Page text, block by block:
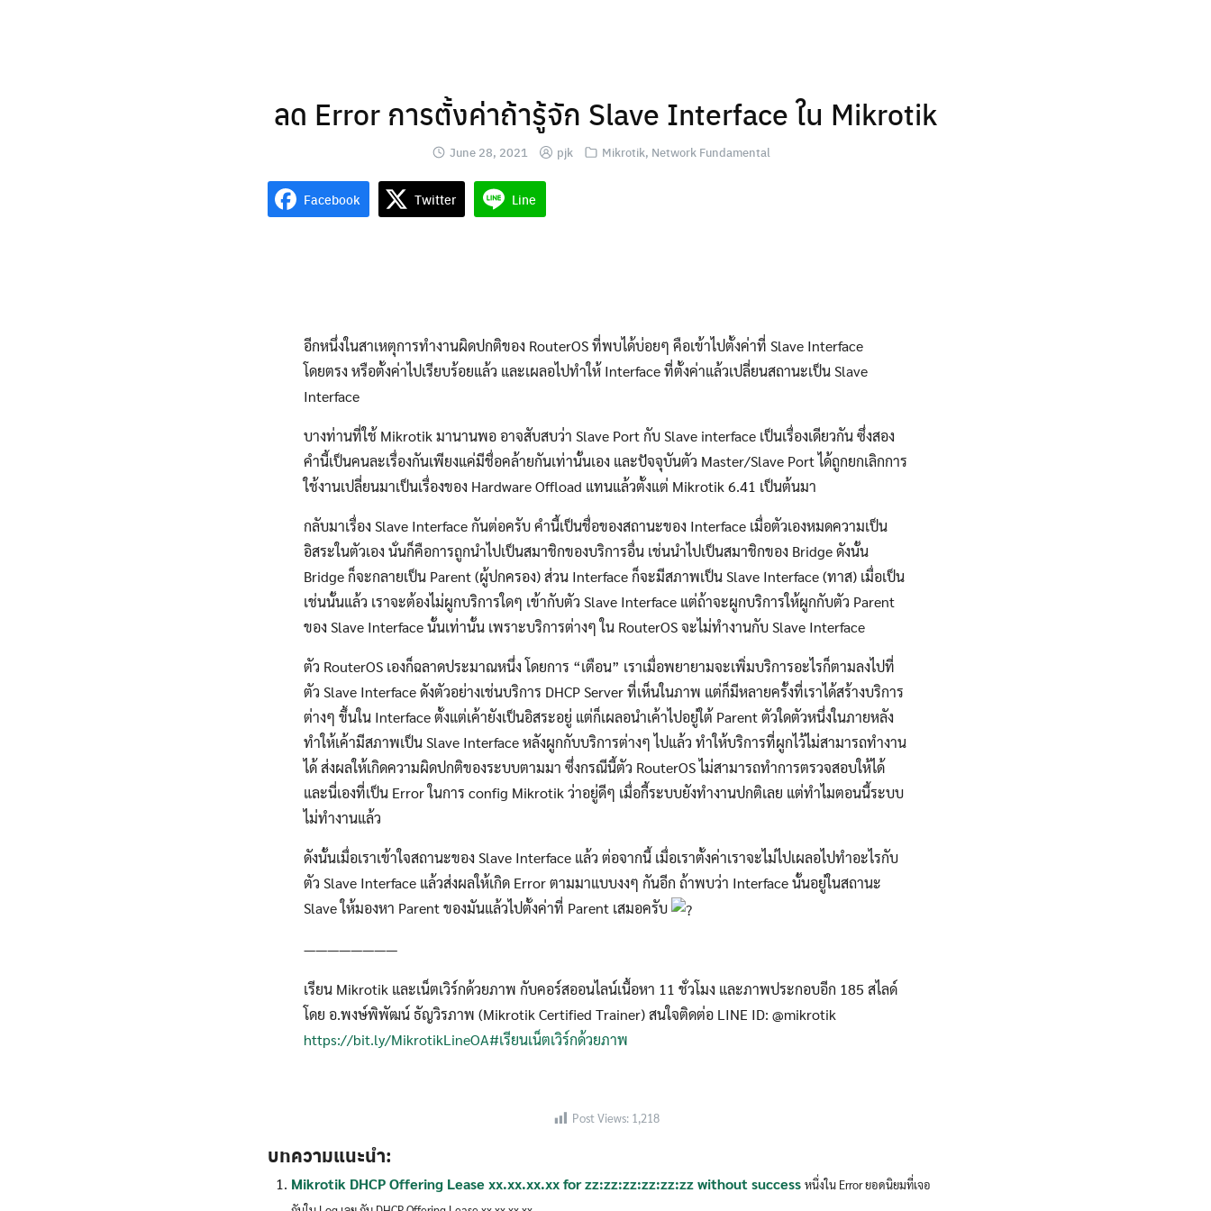
Search
Search
ลด Error การตั้งค่าถ้ารู้จัก Slave Interface ใน Mikrotik
June 28, 2021 pjk Mikrotik, Network Fundamental
Facebook Twitter Line
อีกหนึ่งในสาเหตุการทำงานผิดปกติของ RouterOS ที่พบได้บ่อยๆ คือเข้าไปตั้งค่าที่ Slave Interface
โดยตรง หรือตั้งค่าไปเรียบร้อยแล้ว และเผลอไปทำให้ Interface ที่ตั้งค่าแล้วเปลี่ยนสถานะเป็น Slave
Interface
บางท่านที่ใช้ Mikrotik มานานพอ อาจสับสบว่า Slave Port กับ Slave interface เป็นเรื่องเดียวกัน ซึ่งสอง
คำนี้เป็นคนละเรื่องกันเพียงแค่มีชื่อคล้ายกันเท่านั้นเอง และปัจจุบันตัว Master/Slave Port ได้ถูกยกเลิกการ
ใช้งานเปลี่ยนมาเป็นเรื่องของ Hardware Offload แทนแล้วตั้งแต่ Mikrotik 6.41 เป็นต้นมา
กลับมาเรื่อง Slave Interface กันต่อครับ คำนี้เป็นชื่อของสถานะของ Interface เมื่อตัวเองหมดความเป็น
อิสระในตัวเอง นั่นก็คือการถูกนำไปเป็นสมาชิกของบริการอื่น เช่นนำไปเป็นสมาชิกของ Bridge ดังนั้น
Bridge ก็จะกลายเป็น Parent (ผู้ปกครอง) ส่วน Interface ก็จะมีสภาพเป็น Slave Interface (ทาส) เมื่อเป็น
เช่นนั้นแล้ว เราจะต้องไม่ผูกบริการใดๆ เข้ากับตัว Slave Interface แต่ถ้าจะผูกบริการให้ผูกกับตัว Parent
ของ Slave Interface นั้นเท่านั้น เพราะบริการต่างๆ ใน RouterOS จะไม่ทำงานกับ Slave Interface
ตัว RouterOS เองก็ฉลาดประมาณหนึ่ง โดยการ “เตือน” เราเมื่อพยายามจะเพิ่มบริการอะไรก็ตามลงไปที่
ตัว Slave Interface ดังตัวอย่างเช่นบริการ DHCP Server ที่เห็นในภาพ แต่ก็มีหลายครั้งที่เราได้สร้างบริการ
ต่างๆ ขึ้นใน Interface ตั้งแต่เค้ายังเป็นอิสระอยู่ แต่ก็เผลอนำเค้าไปอยู่ใต้ Parent ตัวใดตัวหนึ่งในภายหลัง
ทำให้เค้ามีสภาพเป็น Slave Interface หลังผูกกับบริการต่างๆ ไปแล้ว ทำให้บริการที่ผูกไว้ไม่สามารถทำงาน
ได้ ส่งผลให้เกิดความผิดปกติของระบบตามมา ซึ่งกรณีนี้ตัว RouterOS ไม่สามารถทำการตรวจสอบให้ได้
และนี่เองที่เป็น Error ในการ config Mikrotik ว่าอยู่ดีๆ เมื่อกี้ระบบยังทำงานปกติเลย แต่ทำไมตอนนี้ระบบ
ไม่ทำงานแล้ว
ดังนั้นเมื่อเราเข้าใจสถานะของ Slave Interface แล้ว ต่อจากนี้ เมื่อเราตั้งค่าเราจะไม่ไปเผลอไปทำอะไรกับ
ตัว Slave Interface แล้วส่งผลให้เกิด Error ตามมาแบบงงๆ กันอีก ถ้าพบว่า Interface นั้นอยู่ในสถานะ
Slave ให้มองหา Parent ของมันแล้วไปตั้งค่าที่ Parent เสมอครับ
————————
เรียน Mikrotik และเน็ตเวิร์กด้วยภาพ กับคอร์สออนไลน์เนื้อหา 11 ชั่วโมง และภาพประกอบอีก 185 สไลด์
โดย อ.พงษ์พิพัฒน์ ธัญวิรภาพ (Mikrotik Certified Trainer) สนใจติดต่อ LINE ID: @mikrotik
https://bit.ly/MikrotikLineOA#เรียนเน็ตเวิร์กด้วยภาพ
Post Views: 1,218
บทความแนะนำ:
Mikrotik DHCP Offering Lease xx.xx.xx.xx for zz:zz:zz:zz:zz:zz without success หนึ่งใน Error ยอดนิยมที่เจอ